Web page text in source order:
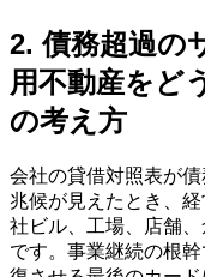
2. 債務超過の
用不動産をど
の考え方
会社の貸借対照表が
兆候が見えたとき、
社ビル、工場、店舗
です。事業継続の根